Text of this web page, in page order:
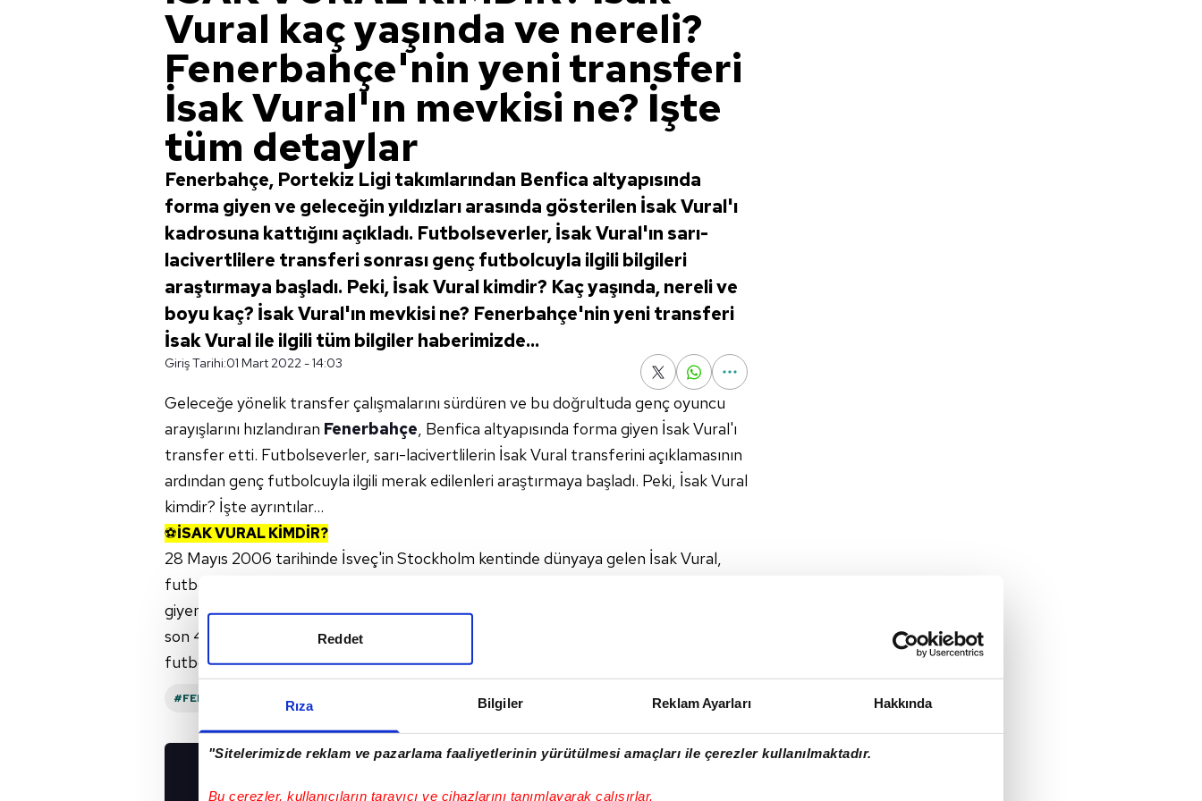
Rıza Bilgiler Reklam Ayarları Hakkında
"Sitelerimizde reklam ve pazarlama faaliyetlerinin yürütülmesi amaçları ile çerezler kullanılmaktadır.
Bu çerezler, kullanıcıların tarayıcı ve cihazlarını tanımlayarak çalışırlar.
Reddet
Vural kaç yaşında ve nereli?
Fenerbahçe'nin yeni transferi
İsak Vural'ın mevkisi ne? İşte
tüm detaylar
Fenerbahçe, Portekiz Ligi takımlarından Benfica altyapısında
forma giyen ve geleceğin yıldızları arasında gösterilen İsak Vural'ı
kadrosuna kattığını açıkladı. Futbolseverler, İsak Vural'ın sarı-
lacivertlilere transferi sonrası genç futbolcuyla ilgili bilgileri
araştırmaya başladı. Peki, İsak Vural kimdir? Kaç yaşında, nereli ve
boyu kaç? İsak Vural'ın mevkisi ne? Fenerbahçe'nin yeni transferi
İsak Vural ile ilgili tüm bilgiler haberimizde...
Giriş Tarihi:01 Mart 2022 - 14:03
Geleceğe yönelik transfer çalışmalarını sürdüren ve bu doğrultuda genç oyuncu
arayışlarını hızlandıran Fenerbahçe, Benfica altyapısında forma giyen İsak Vural'ı
transfer etti. Futbolseverler, sarı-lacivertlilerin İsak Vural transferini açıklamasının
ardından genç futbolcuyla ilgili merak edilenleri araştırmaya başladı. Peki, İsak Vural
kimdir? İşte ayrıntılar...
⚽İSAK VURAL KİMDİR?
28 Mayıs 2006 tarihinde İsveç'in Stockholm kentinde dünyaya gelen İsak Vural,
futbola Sant Cugat altyapısında başladı. Hammarby IF altyapısında da forma
giyen 15 yaşındaki futbolcu, 2018'de Benfica altyapısına transfer oldu. İsak Vural,
son 4 yıldır
ekibinin altyapısında top koşturuyordu. Türk asıllı İsveçli
futbolcu, on numara mevkisinde forma giyiyor.
#FENERBAHÇE #PORTEKIZ
UYGULAMALARIMIZI